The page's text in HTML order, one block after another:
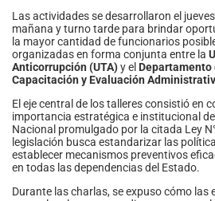
Las actividades se desarrollaron el
mañana y turno tarde para brindar
la mayor cantidad de funcionarios
organizadas en forma conjunta entre la
Anticorrupción (UTA)y el Departamento
Capacitación y Evaluación
El eje central de los talleres consistió en
importancia estratégica e institucional
Nacional promulgado por la citada Ley
legislación busca estandarizar las
establecer mecanismos preventivos
en todas las dependencias del Estado.
Durante las charlas, se expuso cómo las